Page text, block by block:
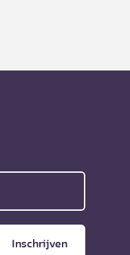
Inschrijven